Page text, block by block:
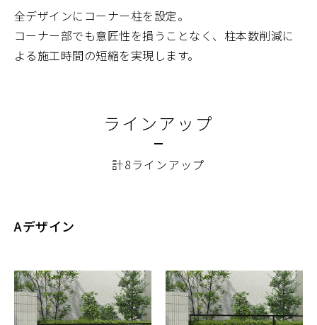
全デザインにコーナー柱を設定。
コーナー部でも意匠性を損うことなく、柱本数削減に
よる施工時間の短縮を実現します。
ラインアップ
計8ラインアップ
Aデザイン